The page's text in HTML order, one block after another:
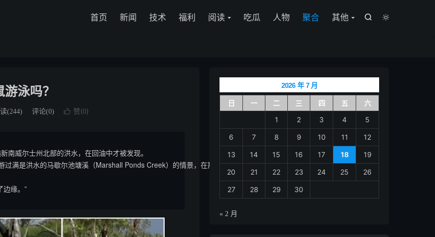


首页 新闻 技术 福利 阅读 吃瓜 人物 聚合 其他
泳吗？
(244) 评论(0)  赞(0)
南威尔士州北部的洪水，在回油中才被发现。
满是洪水的马歇尔池塘溪（Marshall Ponds Creek）的情景，在那里可以看到树被淹没在水下。
边缘。”
2026 年 7 月
日 一 二 三 四 五
六
1
2 3 4 5
6 7 8 9 10 11 12
13 14 15 16 17 18 19
20 21 22 23 24 25 26
27 28 29 30
« 2 月